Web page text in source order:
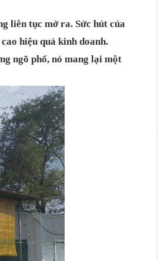
liên tục mở ra. Sức hút của
hiệu quả kinh doanh.
ngõ phố, nó mang lại một